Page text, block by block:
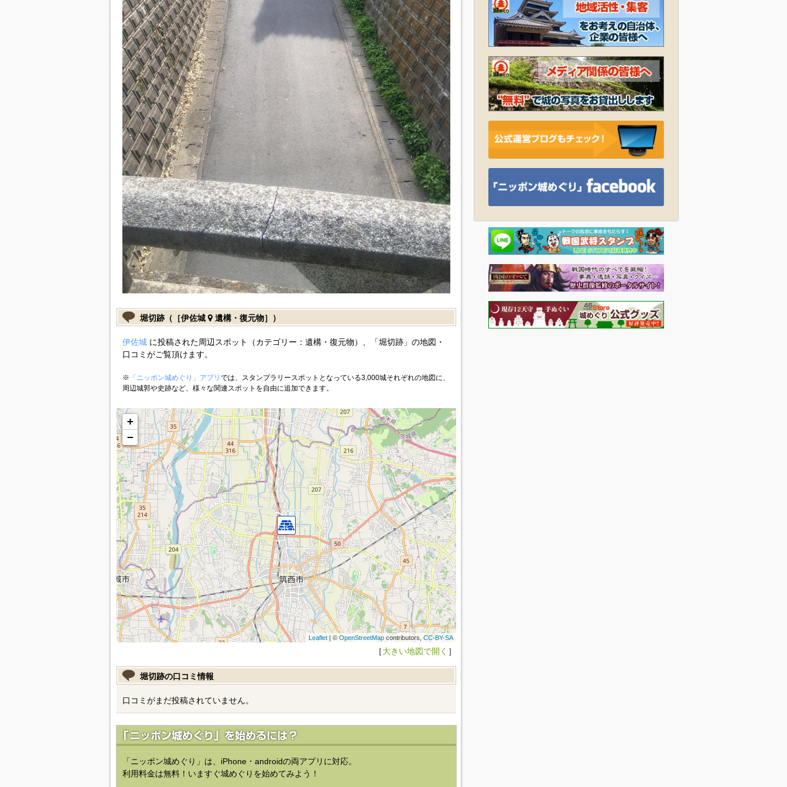
堀切跡（［伊佐城 遺構・復元物］）
伊佐城に投稿された周辺スポット（カテゴリー：遺構・復元物）、「堀切跡」の地図・
口コミがご覧頂けます。
※ 「ニッポン城めぐり」アプリ では、スタンプラリースポットとなっている3,000城それぞれの地図に、
周辺城郭や史跡など、様々な関連スポットを自由に追加できます。
+
−
Leaflet| © OpenStreetMapcontributors,CC-BY-SA
［大きい地図で開く ］
堀切跡の口コミ情報
口コミがまだ投稿されていません。
「ニッポン城めぐり」は、iPhone・androidの両アプリに対応。
利用料金は無料！いますぐ城めぐりを始めてみよう！